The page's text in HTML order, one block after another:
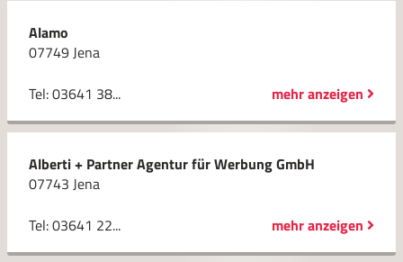
Alamo
07749 Jena
Tel: 03641 38...
mehr anzeigen
Alberti + Partner Agentur für Werbung GmbH
07743 Jena
Tel: 03641 22...
mehr anzeigen